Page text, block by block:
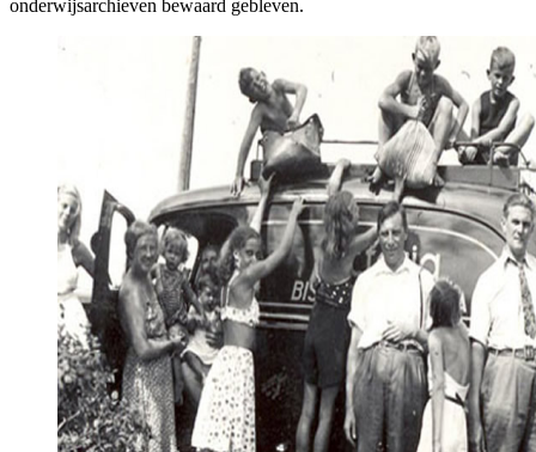
onderwijsarchieven bewaard gebleven.